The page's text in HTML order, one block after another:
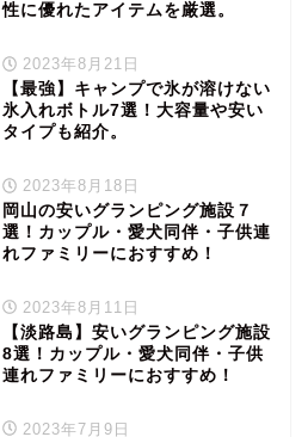
性に優れたアイテムを厳選。
2023年8月21日
【最強】キャンプで氷が溶けない
氷入れボトル7選！大容量や安い
タイプも紹介。
2023年8月18日
岡山の安いグランピング施設７
選！カップル・愛犬同伴・子供連
れファミリーにおすすめ！
2023年8月11日
【淡路島】安いグランピング施設
8選！カップル・愛犬同伴・子供
連れファミリーにおすすめ！
2023年7月9日